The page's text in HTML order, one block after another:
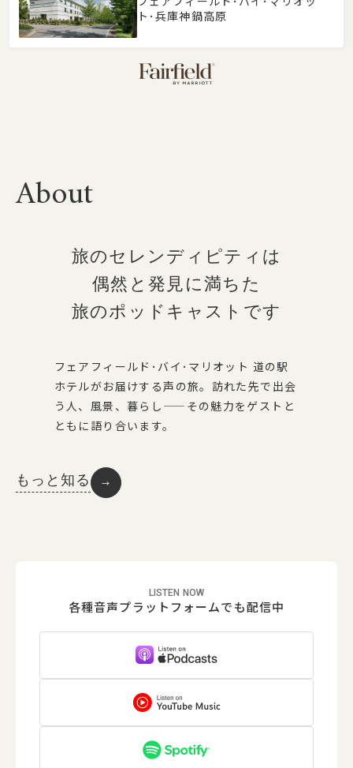
ト･兵庫神鍋高原
About
旅のセレンディピティは
偶然と発見に満ちた
旅のポッドキャストです
フェアフィールド･バイ･マリオット 道の駅
ホテルがお届けする声の旅。訪れた先で出会
う人、風景、暮らし——その魅力をゲストと
ともに語り合います。
もっと知る →
LISTEN NOW
各種音声プラットフォームでも配信中